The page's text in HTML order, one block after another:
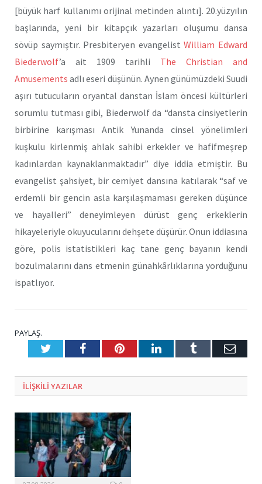
[büyük harf kullanımı orijinal metinden alıntı]. 20.yüzyılın
başlarında, yeni bir kitapçık yazarları oluşumu dansa
sövüp saymıştır. Presbiteryen evangelistWilliam Edward
Biederwolf’a ait 1909 tarihli The Christian and
Amusements adlı eseri düşünün. Aynen günümüzdeki Suudi
aşırı tutucuların oryantal danstan İslam öncesi kültürleri
sorumlu tutması gibi, Biederwolf da “dansta cinsiyetlerin
birbirine karışması Antik Yunanda cinsel yönelimleri
kuşkulu kirlenmiş ahlak sahibi erkekler ve hafifmeşrep
kadınlardan kaynaklanmaktadır” diye iddia etmiştir. Bu
evangelist şahsiyet, bir cemiyet dansına katılarak “saf ve
erdemli bir gencin asla karşılaşmaması gereken düşünce
ve hayalleri” deneyimleyen dürüst genç erkeklerin
hikayeleriyle okuyucularını dehşete düşürür. Onun iddiasına
göre, polis istatistikleri kaç tane genç bayanın kendi
bozulmalarını dans etmenin günahkârlıklarına yorduğunu
ispatlıyor.
PAYLAŞ.
TwitterFacebookPinterestLinkedInTumblr E-
ILIŞKILI YAZILAR